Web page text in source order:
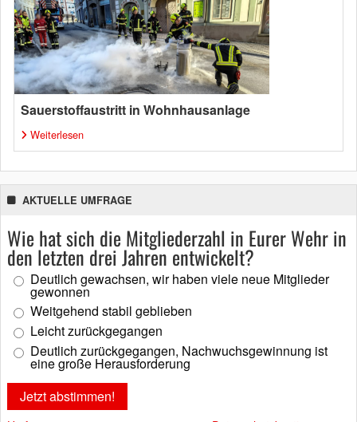
Sauerstoffaustritt in Wohnhausanlage
Weiterlesen
AKTUELLE UMFRAGE
Wie hat sich die Mitgliederzahl in Eurer Wehr in
den letzten drei Jahren entwickelt?
Deutlich gewachsen, wir haben viele neue Mitglieder
gewonnen
Weitgehend stabil geblieben
Leicht zurückgegangen
Deutlich zurückgegangen, Nachwuchsgewinnung ist
eine große Herausforderung